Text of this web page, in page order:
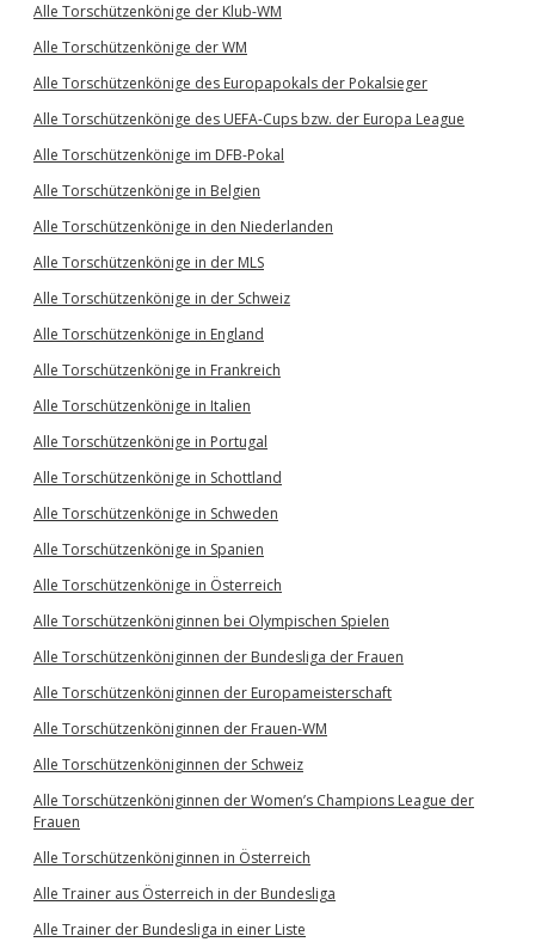
Alle Torschützenkönige der Klub-WM
Alle Torschützenkönige der WM
Alle Torschützenkönige des Europapokals der Pokalsieger
Alle Torschützenkönige des UEFA-Cups bzw. der Europa League
Alle Torschützenkönige im DFB-Pokal
Alle Torschützenkönige in Belgien
Alle Torschützenkönige in den Niederlanden
Alle Torschützenkönige in der MLS
Alle Torschützenkönige in der Schweiz
Alle Torschützenkönige in England
Alle Torschützenkönige in Frankreich
Alle Torschützenkönige in Italien
Alle Torschützenkönige in Portugal
Alle Torschützenkönige in Schottland
Alle Torschützenkönige in Schweden
Alle Torschützenkönige in Spanien
Alle Torschützenkönige in Österreich
Alle Torschützenköniginnen bei Olympischen Spielen
Alle Torschützenköniginnen der Bundesliga der Frauen
Alle Torschützenköniginnen der Europameisterschaft
Alle Torschützenköniginnen der Frauen-WM
Alle Torschützenköniginnen der Schweiz
Alle Torschützenköniginnen der Women’s Champions League der
Frauen
Alle Torschützenköniginnen in Österreich
Alle Trainer aus Österreich in der Bundesliga
Alle Trainer der Bundesliga in einer Liste